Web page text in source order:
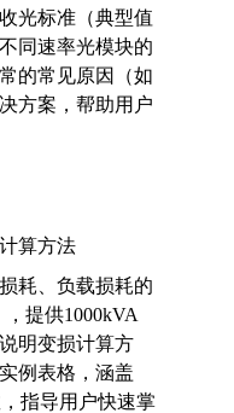
光标准（典型值
同速率光模块的
的常见原因（如
方案，帮助用户
算方法
耗、负载损耗的
，提供1000kVA
明变损计算方
例表格，涵盖
指导用户快速掌